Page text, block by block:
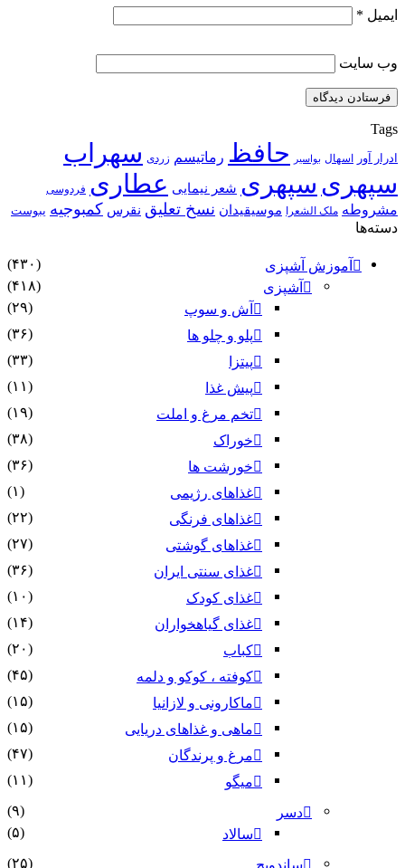
ایمیل *
وب‌ سایت
Tags
ادرار آور اسهال بواسیر حافظ رماتیسم زردی سهراب
سپهری سپهری شعر نیمایی عطاری فردوسی
مشروطه ملک الشعرا موسیقیدان نسخ تعلیق نقرس کمبوجیه یبوست
دسته‌ها
آموزش آشپزی
(۴۳۰)
آشپزی
(۴۱۸)
آش و سوپ
(۲۹)
پلو و چلو ها
(۳۶)
پیتزا
(۳۳)
پیش غذا
(۱۱)
تخم مرغ و املت
(۱۹)
خوراک
(۳۸)
خورشت ها
(۳۶)
غذاهای رژیمی
(۱)
غذاهای فرنگی
(۲۲)
غذاهای گوشتی
(۲۷)
غذای سنتی ایران
(۳۶)
غذای کودک
(۱۰)
غذای گیاهخواران
(۱۴)
کباب
(۲۰)
کوفته ، کوکو و دلمه
(۴۵)
ماکارونی و لازانیا
(۱۵)
ماهی و غذاهای دریایی
(۱۵)
مرغ و پرندگان
(۴۷)
میگو
(۱۱)
دسر
(۹)
سالاد
(۵)
ساندویچ (۲۵)